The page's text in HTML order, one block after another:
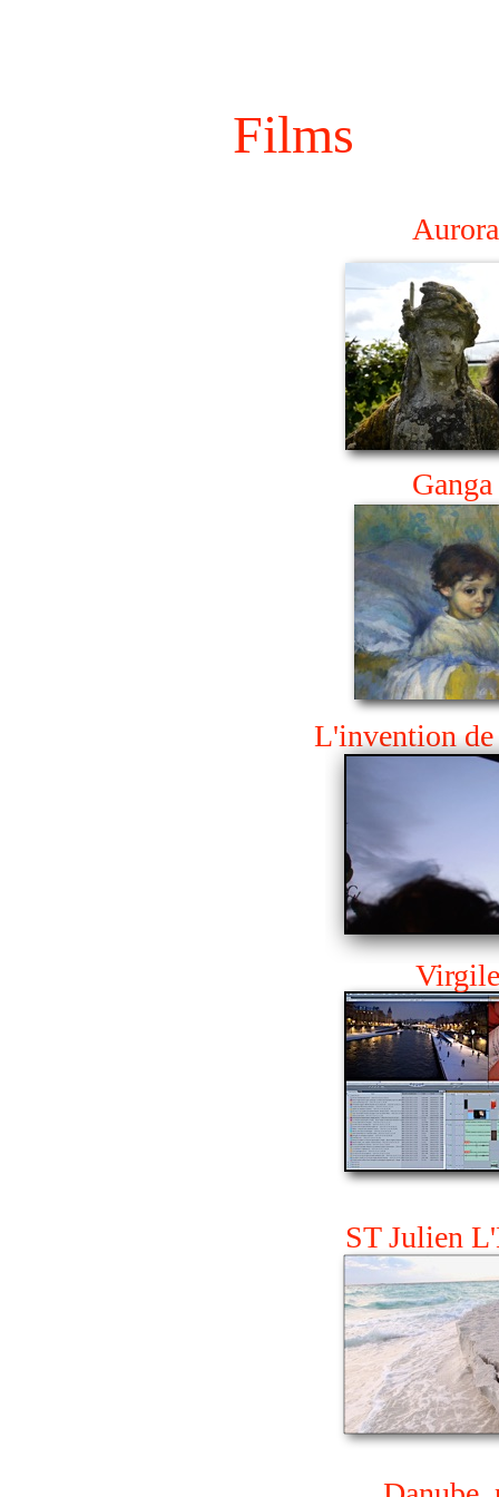
L'invention de
ST Julien
Films